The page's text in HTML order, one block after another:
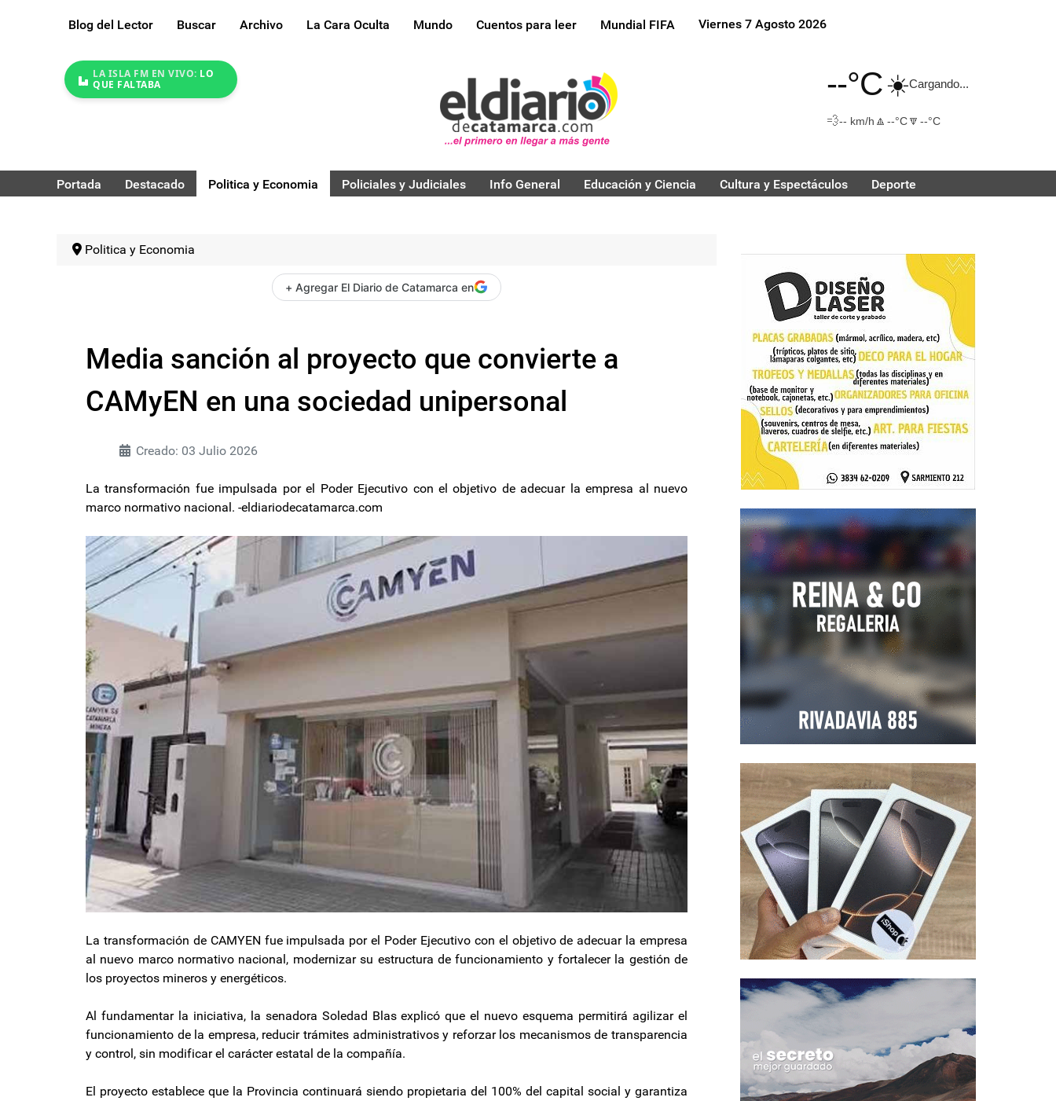
Blog del Lector Buscar Archivo La Cara Oculta Mundo Cuentos para leer Mundial FIFA Viernes 7 Agosto 2026
LA ISLA FM EN VIVO: LO
QUE FALTABA
--°C☀️Cargando...
💨-- km/h 🔼 --°C🔽 --°C
Portada Destacado Politica y Economia Policiales y Judiciales Info General Educación y Ciencia Cultura y Espectáculos Deporte
Politica y Economia
+ Agregar El Diario de Catamarca en
Media sanción al proyecto que convierte a
CAMyEN en una sociedad unipersonal
Creado: 03 Julio 2026
La transformación fue impulsada por el Poder Ejecutivo con el objetivo de adecuar la empresa al nuevo
marco normativo nacional. -eldiariodecatamarca.com
La transformación de CAMYEN fue impulsada por el Poder Ejecutivo con el objetivo de adecuar la empresa
al nuevo marco normativo nacional, modernizar su estructura de funcionamiento y fortalecer la gestión de
los proyectos mineros y energéticos.
Al fundamentar la iniciativa, la senadora Soledad Blas explicó que el nuevo esquema permitirá agilizar el
funcionamiento de la empresa, reducir trámites administrativos y reforzar los mecanismos de transparencia
y control, sin modificar el carácter estatal de la compañía.
El proyecto establece que la Provincia continuará siendo propietaria del 100% del capital social y garantiza